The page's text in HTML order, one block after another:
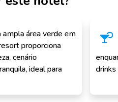
ampla área verde em
proporciona
cenário
ideal para